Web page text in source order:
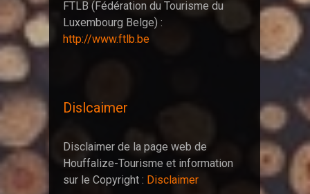
FTLB (Fédération du Tourisme du
Luxembourg Belge) :
http://www.ftlb.be
Dislcaimer
Disclaimer de la page web de
Houffalize-Tourisme et information
sur le Copyright : Disclaimer